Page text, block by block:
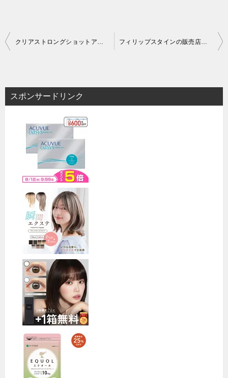
投
ビ
ゲ
クリアストロングショットアルファはどこで売ってる？ドンキやドラッグストアなど販売店での市販状況を調査！ フィリップスタインの販売店を調査！ドンキやハンズなどの市販状況をレポート！
スポンサードリンク